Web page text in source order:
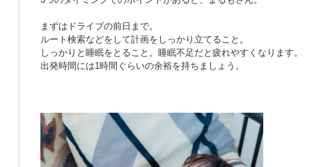
まずはドライブの前日まで。
ルート検索などをして計画をしっかり立てること。
しっかりと睡眠をとること。睡眠不足だと疲れやすくなります。
出発時間には1時間ぐらいの余裕を持ちましょう。